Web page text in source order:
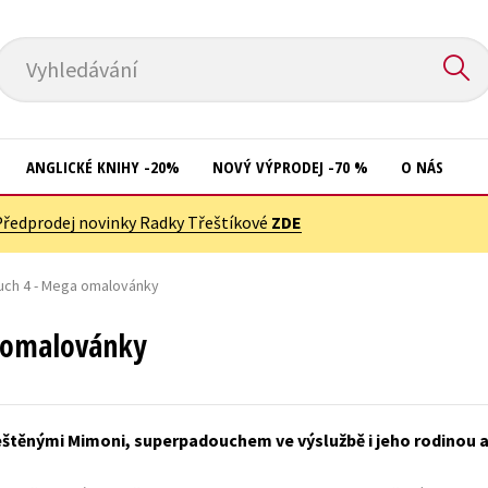
Vyhledávání
Kuchařky
New Adult
Umění a kultura
Výchova a pedagogika
ANGLICKÉ KNIHY -20% NOVÝ VÝPRODEJ -70 % O NÁS
novinky Radky Třeštíkové ZDE
4 - Mega omalovánky
Mimoni, superpadouchem ve výslužbě i jeho rodinou